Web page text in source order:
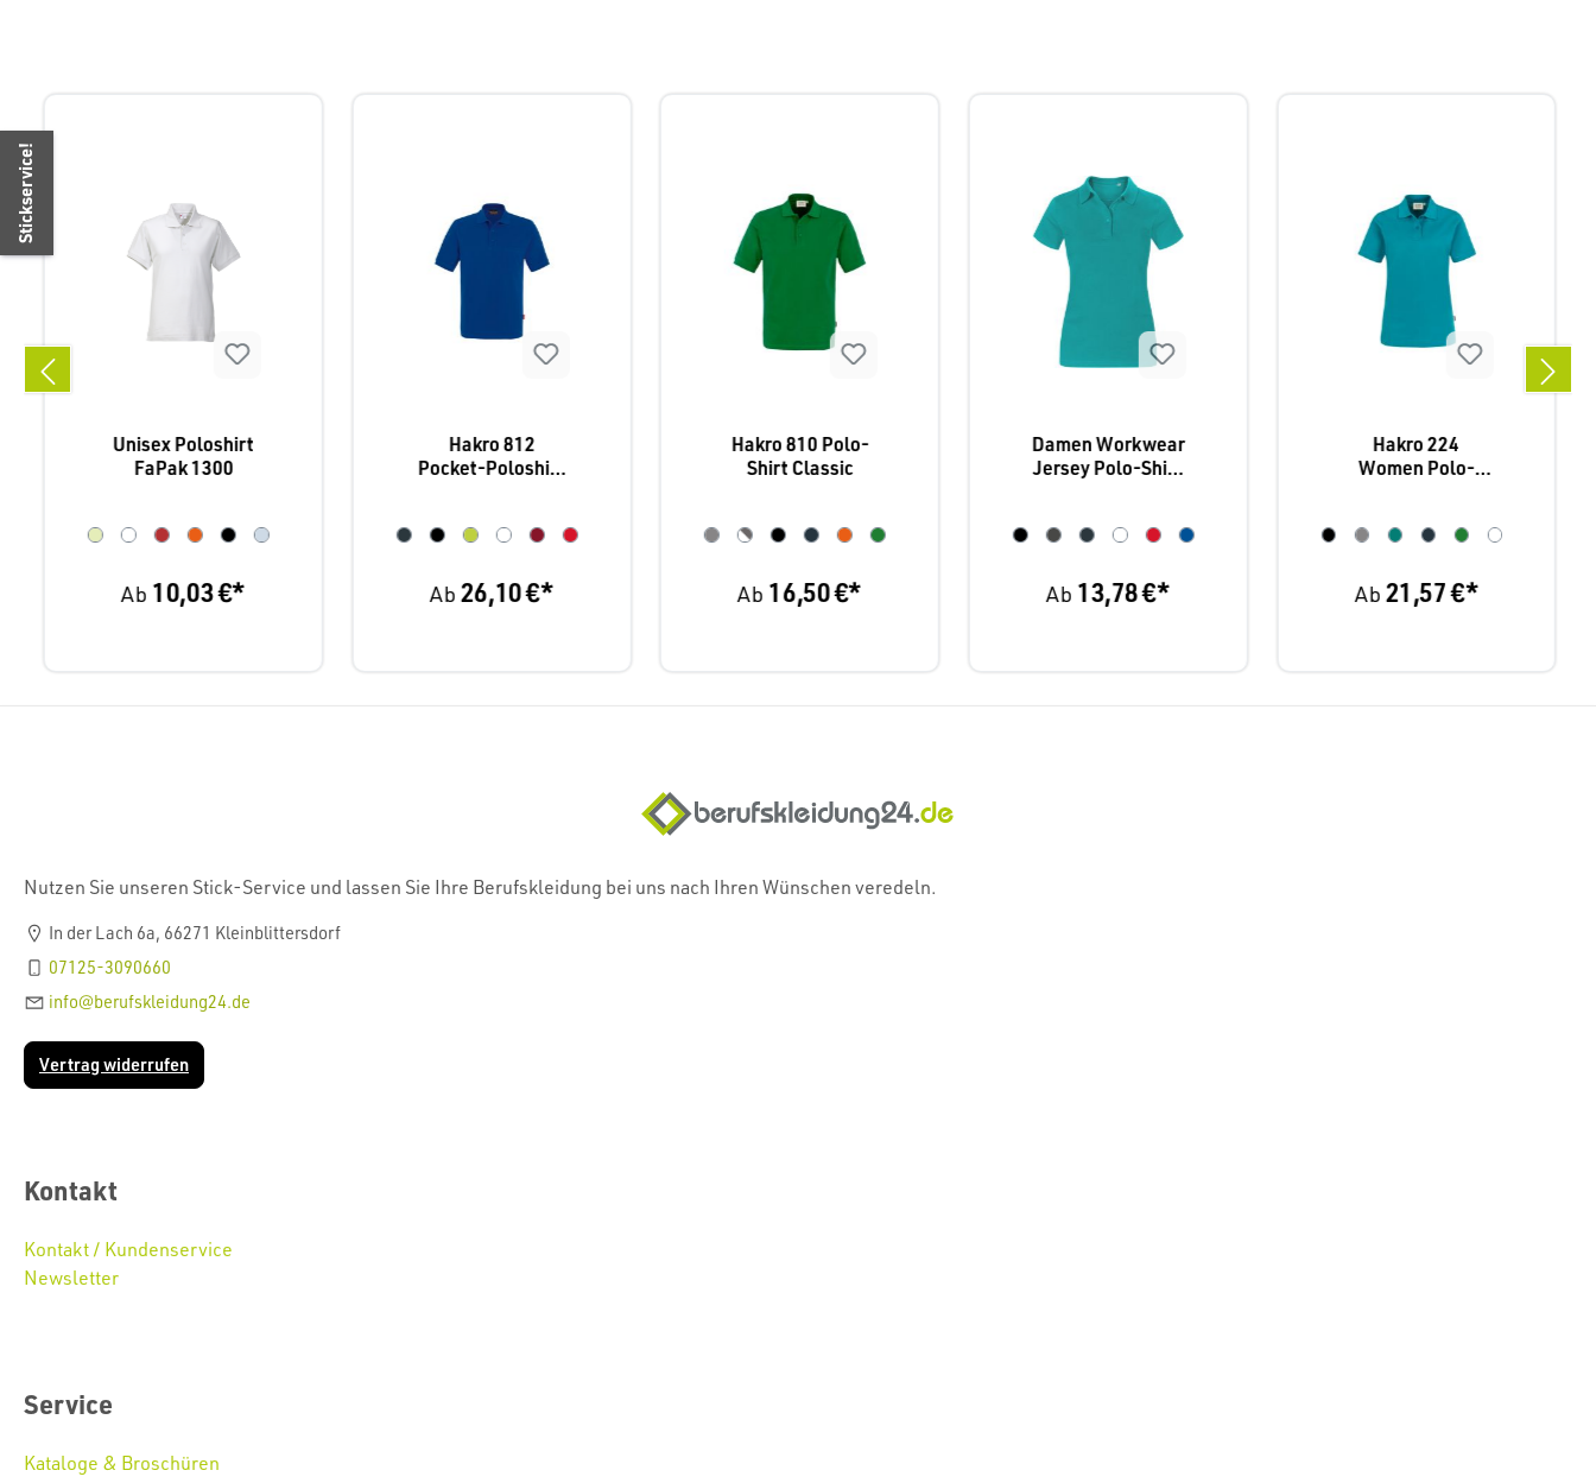
Unisex Poloshirt
FaPak 1300
Ab 10,03 €*
Hakro 812
Pocket-Poloshirt
Ab 26,10 €*
Hakro 810 Polo-
Shirt Classic
Ab 16,50 €*
Damen Workwear
Jersey Polo-Shirt
Ab 13,78 €*
Hakro 224
Women Polo-
Ab 21,57 €*
Nutzen Sie unseren Stick-Service und lassen Sie Ihre Berufskleidung bei uns nach Ihren Wünschen veredeln.
In der Lach 6a, 66271 Kleinblittersdorf
07125-3090660
info@berufskleidung24.de
Vertrag widerrufen
Kontakt
Kontakt / Kundenservice
Newsletter
Service
Kataloge & Broschüren
Stickservice!